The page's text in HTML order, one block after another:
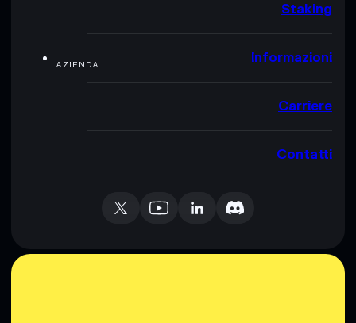
Staking
AZIENDA Informazioni
Carriere
Contatti